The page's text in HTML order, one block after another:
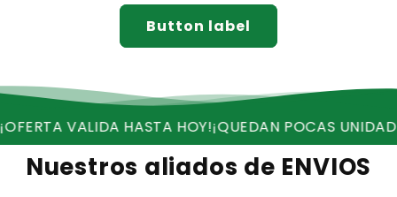
Button label
VALIDA HASTA HOY!¡QUEDAN POCAS UNIDADES!
Nuestros aliados de ENVIOS